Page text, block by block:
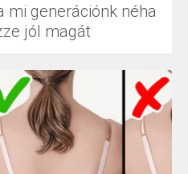
mi generációnk néha
jól magát